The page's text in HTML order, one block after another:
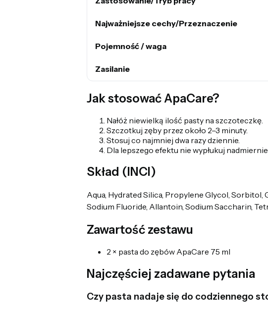
Najważniejsze cechy/Przeznaczenie
Pojemność / waga
Zasilanie
Jak stosować ApaCare?
Nałóż niewielką ilość pasty na szczoteczkę.
Szczotkuj zęby przez około 2–3 minuty.
Stosuj co najmniej dwa razy dziennie.
Dla lepszego efektu nie wypłukuj
Skład (INCI)
Aqua, Hydrated Silica, Propylene Glycol, Sorbitol,
Sodium Fluoride, Allantoin, Sodium Saccharin,
Zawartość zestawu
2 × pasta do zębów ApaCare 75 ml
Najczęściej zadawane pytania
Czy pasta nadaje się do codziennego